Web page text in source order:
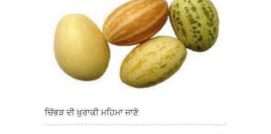
ਚਿੱਭੜ ਦੀ ਖ਼ੁਰਾਕੀ ਮਹਿਮਾ ਜਾਣੋ